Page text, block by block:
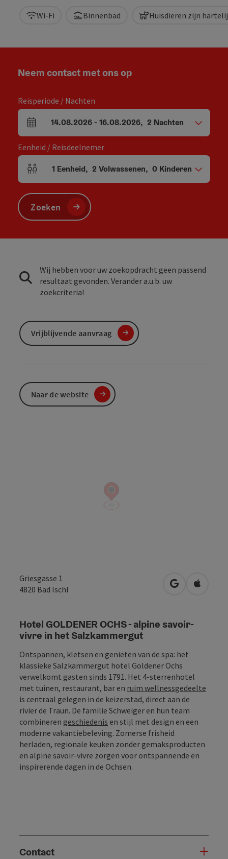
Wi-Fi Binnenbad Huisdieren zijn
Griesgasse 1
4820 Bad Ischl Openen in
Hotel GOLDENER OCHS - alpine savoir-
vivre in het Salzkammergut
Ontspannen, kletsen en genieten van de spa: het
klassieke Salzkammergut hotel Goldener Ochs
verwelkomt gasten sinds 1791. Het 4-sterrenhotel
met tuinen, restaurant, bar en ruim wellnessgedeelte
is centraal gelegen in de keizerstad, direct aan de
rivier de Traun. De familie Schweiger en hun team
combineren geschiedenis en stijl met design en een
moderne vakantiebeleving. Zomerse frisheid
herladen, regionale keuken zonder gemaksproducten
en alpine savoir-vivre zorgen voor ontspannende en
inspirerende dagen in de Ochsen.
Contact
Neem contact met ons op
Reisperiode / Nachten
Velden voor aankomst en vertrek
14.08.2026- 16.08.2026, 2 Nachten
Eenheid / Reisdeelnemer
Aantal eenheden en persoonsvelden
1 Eenheid, 2 Volwassenen, 0 Kinderen
Zoeken
Wij hebben voor uw zoekopdracht geen passend
resultaat gevonden. Verander a.u.b. uw
zoekcriteria!
Vrijblijvende aanvraag
Naar de website